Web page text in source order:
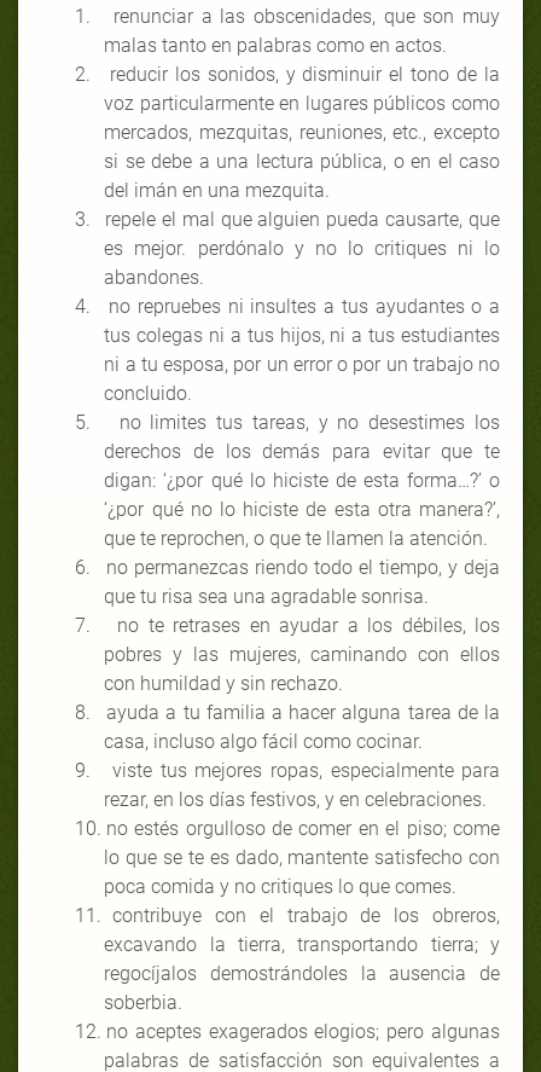
1.
renunciar a las obscenidades, que son muy
malas tanto en palabras como en actos.
2.
reducir los sonidos, y disminuir el tono de la
voz particularmente en lugares públicos como
mercados, mezquitas, reuniones, etc., excepto
si se debe a una lectura pública, o en el caso
del imán en una mezquita.
3.
repele el mal que alguien pueda causarte, que
es mejor. perdónalo y no lo critiques ni lo
abandones.
4.
no repruebes ni insultes a tus ayudantes o a
tus colegas ni a tus hijos, ni a tus estudiantes
ni a tu esposa, por un error o por un trabajo no
concluido.
5.
no limites tus tareas, y no desestimes los
derechos de los demás para evitar que te
digan: ‘¿por qué lo hiciste de esta forma…?’ o
‘¿por qué no lo hiciste de esta otra manera?’,
que te reprochen, o que te llamen la atención.
6.
no permanezcas riendo todo el tiempo, y deja
que tu risa sea una agradable sonrisa.
7.
no te retrases en ayudar a los débiles, los
pobres y las mujeres, caminando con ellos
con humildad y sin rechazo.
8.
ayuda a tu familia a hacer alguna tarea de la
casa, incluso algo fácil como cocinar.
9.
viste tus mejores ropas, especialmente para
rezar, en los días festivos, y en celebraciones.
10. no estés orgulloso de comer en el piso; come
lo que se te es dado, mantente satisfecho con
poca comida y no critiques lo que comes.
11. contribuye con el trabajo de los obreros,
excavando la tierra, transportando tierra; y
regocíjalos demostrándoles la ausencia de
soberbia.
12. no aceptes exagerados elogios; pero algunas
palabras de satisfacción son equivalentes a